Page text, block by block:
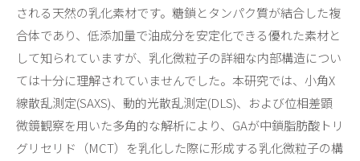
される天然の乳化素材です。糖鎖とタンパク質が結合した複
合体であり、低添加量で油成分を安定化できる優れた素材と
して知られていますが、乳化微粒子の詳細な内部構造につい
ては十分に理解されていませんでした。本研究では、小角X
線散乱測定(SAXS)、動的光散乱測定(DLS)、および位相差顕
微鏡観察を用いた多角的な解析により、GAが中鎖脂肪酸トリ
グリセリド（MCT）を乳化した際に形成する乳化微粒子の構